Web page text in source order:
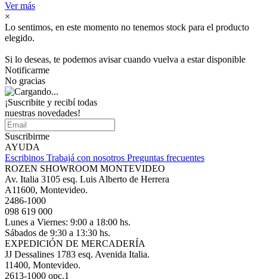
Ver más
×
Lo sentimos, en este momento no tenemos stock para el producto
elegido.
Si lo deseas, te podemos avisar cuando vuelva a estar disponible
Notificarme
No gracias
¡Suscribite y recibí todas
nuestras novedades!
Suscribirme
AYUDA
Escribinos Trabajá con nosotros Preguntas frecuentes
ROZEN SHOWROOM MONTEVIDEO
Av. Italia 3105 esq. Luis Alberto de Herrera
A11600, Montevideo.
2486-1000
098 619 000
Lunes a Viernes: 9:00 a 18:00 hs.
Sábados de 9:30 a 13:30 hs.
EXPEDICIÓN DE MERCADERÍA
JJ Dessalines 1783 esq. Avenida Italia.
11400, Montevideo.
2613-1000 opc.1